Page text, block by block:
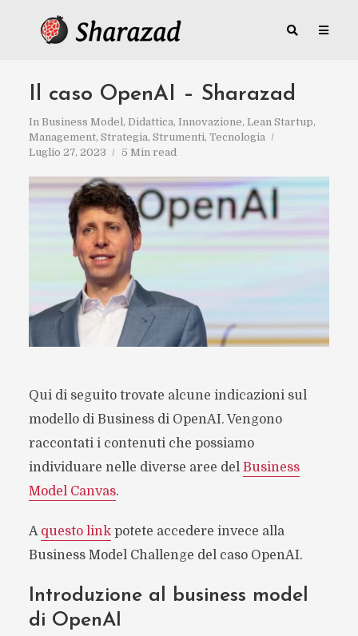
Il caso OpenAI – Sharazad
In Business Model, Didattica, Innovazione, Lean Startup,
Management, Strategia, Strumenti, Tecnologia
Luglio 27, 2023
5 Min read
Qui di seguito trovate alcune indicazioni sul
modello di Business di OpenAI. Vengono
raccontati i contenuti che possiamo
individuare nelle diverse aree del Business
Model Canvas.
A questo linkpotete accedere invece alla
Business Model Challenge del caso OpenAI.
Introduzione al business model
di OpenAI